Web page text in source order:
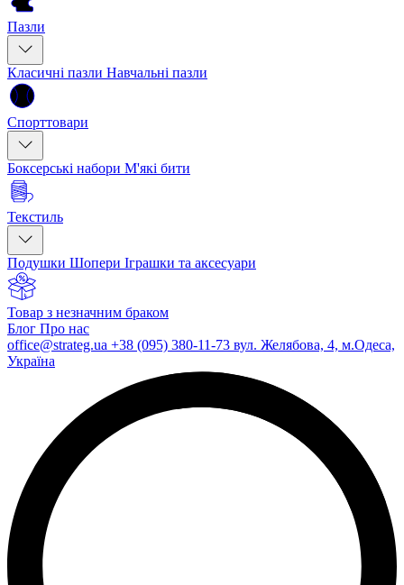
Пазли
Класичні пазли Навчальні пазли
Спорттовари
Боксерські набори М'які бити
Текстиль
Подушки Шопери Іграшки та аксесуари
Товар з незначним браком
Блог Про нас
office@strateg.ua +38 (095) 380-11-73 вул. Желябова, 4, м.Одеса,
Україна